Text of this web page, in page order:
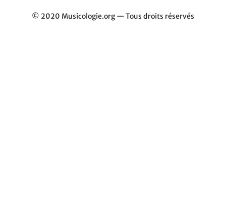
© 2020 Musicologie.org — Tous droits réservés